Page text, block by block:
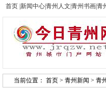
首页 新闻中心青州人文 青州书画青
当前位置： 首页 > 青州新闻 > 青